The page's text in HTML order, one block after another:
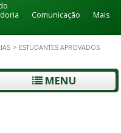
Comunicação
Mais
> ESTUDANTES APROVADOS
MENU